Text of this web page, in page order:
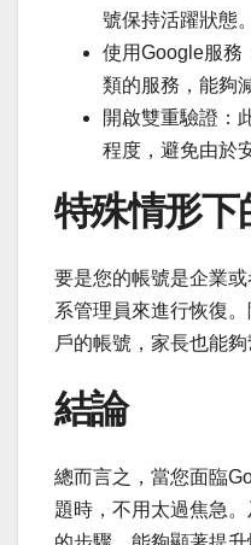
號保持活躍狀態。
使用Google服務
類的服務，能夠
開啟雙重驗證：
程度，避免由於
特殊情形下
要是您的帳號是企業
系管理員來進行恢復
戶的帳號，家長也能夠
結論
總而言之，當您面臨
題時，不用太過焦急